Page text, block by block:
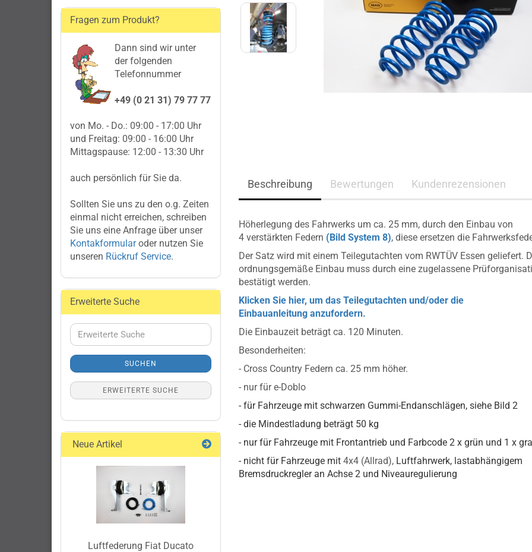
Beschreibung Bewertungen Kundenrezensionen
Höherlegung des Fahrwerks um ca. 25 mm, durch den Einbau von
4 verstärkten Federn (Bild System 8), diese ersetzen die
Der Satz wird mit einem Teilegutachten vom RWTÜV Essen geliefert.
ordnungsgemäße Einbau muss durch eine zugelassene
bestätigt werden.
Klicken Sie hier, um das Teilegutachten und/oder die
Einbauanleitung anzufordern.
Die Einbauzeit beträgt ca. 120 Minuten.
Besonderheiten:
- Cross Country Federn ca. 25 mm höher.
- nur für e-Doblo
- für Fahrzeuge mit schwarzen Gummi-Endanschlägen, siehe Bild 2
- die Mindestladung beträgt 50 kg
- nur für Fahrzeuge mit Frontantrieb und Farbcode 2 x grün und 1 x
- nicht für Fahrzeuge mit 4x4 (Allrad), Luftfahrwerk, lastabhängigem
Bremsdruckregler an Achse 2 und Niveauregulierung
Fragen zum Produkt?
Dann sind wir unter
der folgenden
Telefonnummer
+49 (0 21 31) 79 77 77
von Mo. - Do.: 09:00 - 17:00 Uhr
und Freitag: 09:00 - 16:00 Uhr
Mittagspause: 12:00 - 13:30 Uhr
auch persönlich für Sie da.
Sollten Sie uns zu den o.g. Zeiten
einmal nicht erreichen, schreiben
Sie uns eine Anfrage über unser
Kontakformularoder nutzen Sie
unseren Rückruf Service.
Erweiterte Suche
Erweiterte
Suche
SUCHEN
ERWEITERTE SUCHE
Neue Artikel
Luftfederung Fiat Ducato